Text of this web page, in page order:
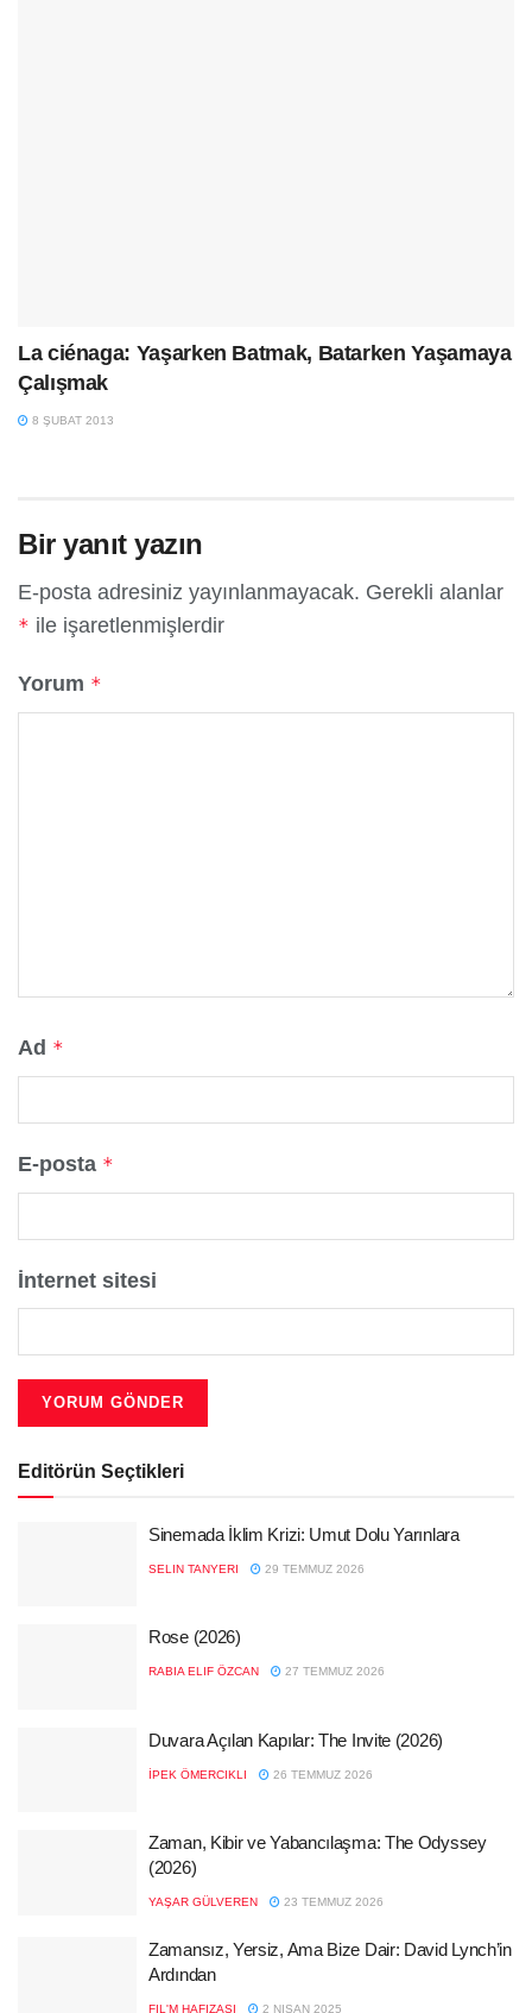
La ciénaga: Yaşarken Batmak, Batarken Yaşamaya
Çalışmak
8 ŞUBAT 2013
Bir yanıt yazın
E-posta adresiniz yayınlanmayacak. Gerekli alanlar
* ile işaretlenmişlerdir
Yorum *
Ad *
E-posta *
İnternet sitesi
Editörün Seçtikleri
Sinemada İklim Krizi: Umut Dolu Yarınlara
SELIN TANYERI 29 TEMMUZ 2026
Rose (2026)
RABIA ELIF ÖZCAN 27 TEMMUZ 2026
Duvara Açılan Kapılar: The Invite (2026)
İPEK ÖMERCIKLI 26 TEMMUZ 2026
Zaman, Kibir ve Yabancılaşma: The Odyssey
(2026)
YAŞAR GÜLVEREN 23 TEMMUZ 2026
Zamansız, Yersiz, Ama Bize Dair: David Lynch’in
Ardından
FIL'M HAFIZASI 2 NISAN 2025